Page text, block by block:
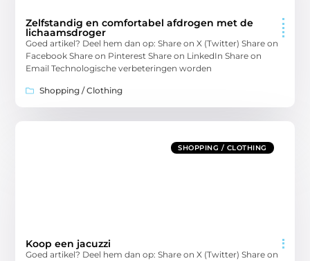
Zelfstandig en comfortabel afdrogen met de
lichaamsdroger
Goed artikel? Deel hem dan op: Share on X (Twitter) Share on
Facebook Share on Pinterest Share on LinkedIn Share on
Email Technologische verbeteringen worden
Shopping / Clothing
SHOPPING / CLOTHING
Koop een jacuzzi
Goed artikel? Deel hem dan op: Share on X (Twitter) Share on